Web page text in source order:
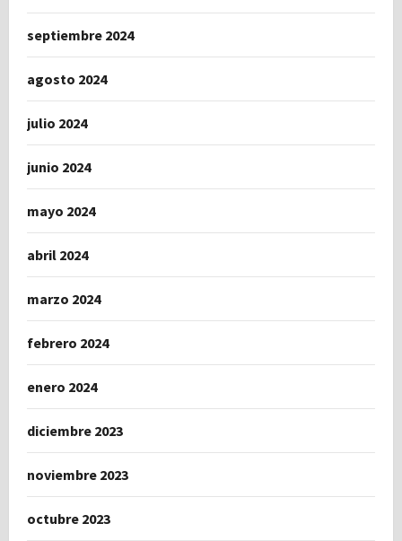
septiembre 2024
agosto 2024
julio 2024
junio 2024
mayo 2024
abril 2024
marzo 2024
febrero 2024
enero 2024
diciembre 2023
noviembre 2023
octubre 2023